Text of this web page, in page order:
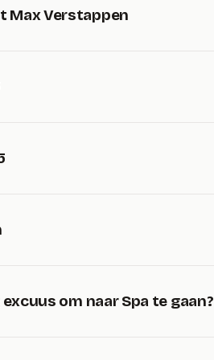
Max Verstappen
om naar Spa te gaan?